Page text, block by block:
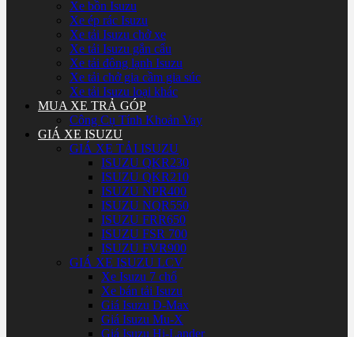
Xe bồn Isuzu
Xe ép rác Isuzu
Xe tải Isuzu chở xe
Xe tải Isuzu gắn cẩu
Xe tải đông lạnh Isuzu
Xe tải chở gia cầm gia súc
Xe tải Isuzu loại khác
MUA XE TRẢ GÓP
Công Cụ Tính Khoản Vay
GIÁ XE ISUZU
GIÁ XE TẢI ISUZU
ISUZU QKR230
ISUZU QKR210
ISUZU NPR400
ISUZU NQR550
ISUZU FRR650
ISUZU FSR 700
ISUZU FVR900
GIÁ XE ISUZU LCV
Xe Isuzu 7 chổ
Xe bán tải Isuzu
Giá Isuzu D-Max
Giá Isuzu Mu-X
Giá Isuzu Hi-Lander